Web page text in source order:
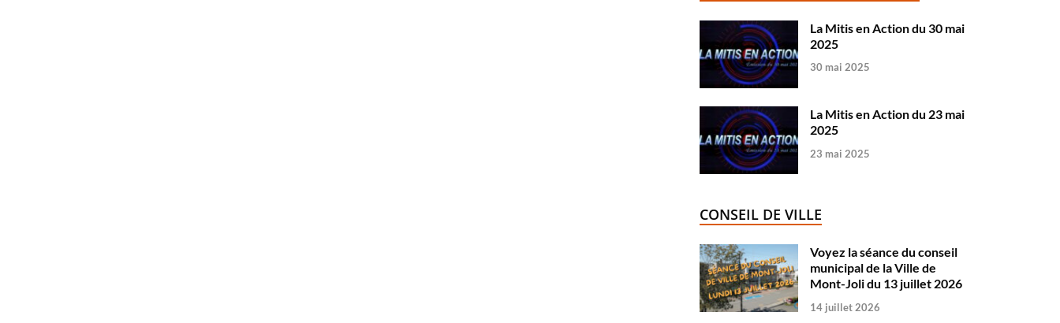
La Mitis en Action du 30 mai
2025
30 mai 2025
La Mitis en Action du 23 mai
2025
23 mai 2025
CONSEIL DE VILLE
Voyez la séance du conseil
municipal de la Ville de
Mont-Joli du 13 juillet 2026
14 juillet 2026